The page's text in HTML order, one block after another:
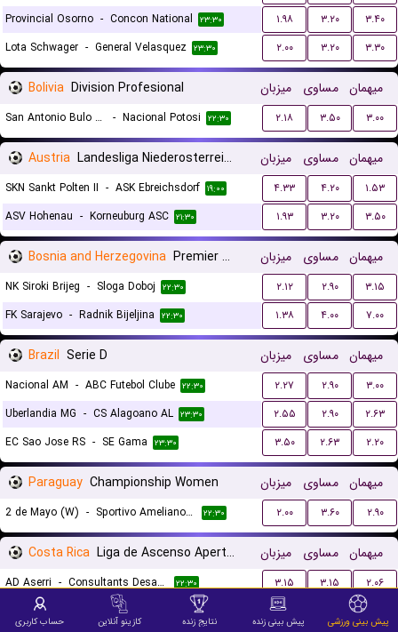
Provincial Osorno - Concon National ۲۳:۳۰ ۱.۹۸ ۳.۲۰
۳.۴۰
Lota Schwager - General Velasquez ۲۳:۳۰ ۲.۰۰ ۳.۲۰ ۳.۳۰
Bolivia Division Profesional میزبان مساوی میهمان
San Antonio Bulo Bulo - Nacional Potosi ۲۲:۳۰ ۲.۱۸ ۳.۵۰ ۳.۰۰
Austria Landesliga Niederosterreich میزبان مساوی میهمان
SKN Sankt Polten II - ASK Ebreichsdorf ۱۹:۰۰ ۴.۳۳ ۴.۲۰
۱.۵۳
ASV Hohenau - Korneuburg ASC ۲۱:۳۰ ۱.۹۳ ۳.۲۰ ۳.۵۰
Bosnia and Herzegovina Premier Liga میزبان مساوی میهمان
NK Siroki Brijeg - Sloga Doboj ۲۲:۳۰ ۲.۱۲ ۲.۹۰
۳.۱۵
FK Sarajevo - Radnik Bijeljina ۲۲:۳۰ ۱.۳۸ ۴.۰۰ ۷.۰۰
Brazil Serie D میزبان مساوی میهمان
Nacional AM - ABC Futebol Clube ۲۲:۳۰ ۲.۲۷ ۲.۹۰
۳.۰۰
Uberlandia MG - CS Alagoano AL ۲۳:۳۰ ۲.۵۵ ۲.۹۰
۲.۶۳
EC Sao Jose RS - SE Gama ۲۳:۳۰ ۳.۵۰ ۲.۶۳ ۲.۲۰
Paraguay Championship Women میزبان مساوی میهمان
2 de Mayo (W) - Sportivo Ameliano (W) ۲۲:۳۰ ۲.۰۰ ۳.۶۰ ۲.۹۰
Costa Rica Liga de Ascenso Apertura gr. B میزبان مساوی میهمان
AD Aserri - Consultants Desamparados ۲۲:۳۰ ۳.۱۵ ۳.۱۵
۲.۰۶
-Cariari Pococi ۲۳:۳۰ ۲.۲۷ ۲.۷۳
پیش بینی ورزشی پیش بینی زنده نتایج زنده کازینو آنلاین حساب کاربری